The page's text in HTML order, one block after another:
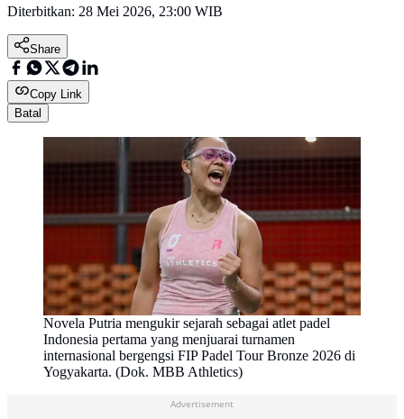
Diterbitkan: 28 Mei 2026, 23:00 WIB
Share
Copy Link
Batal
Novela Putria mengukir sejarah sebagai atlet padel
Indonesia pertama yang menjuarai turnamen
internasional bergengsi FIP Padel Tour Bronze 2026 di
Yogyakarta. (Dok. MBB Athletics)
Advertisement